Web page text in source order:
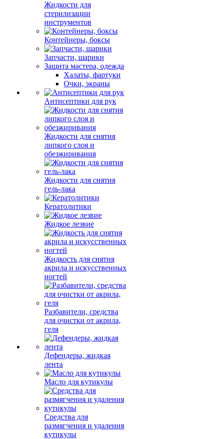
Жидкости для
стерилизации
инструментов
Контейнеры, боксы
Запчасти, шарики
Защита мастера, одежда
Халаты, фартуки
Очки, экраны
Антисептики для рук
Жидкости для снятия
липкого слоя и
обезжиривания
Жидкости для снятия
гель-лака
Кератолитики
Жидкое лезвие
Жидкость для снятия
акрила и искусственных
ногтей
Разбавители, средства
для очистки от акрила,
геля
Дефендеры, жидкая
лента
Масло для кутикулы
Средства для
размягчения и удаления
кутикулы